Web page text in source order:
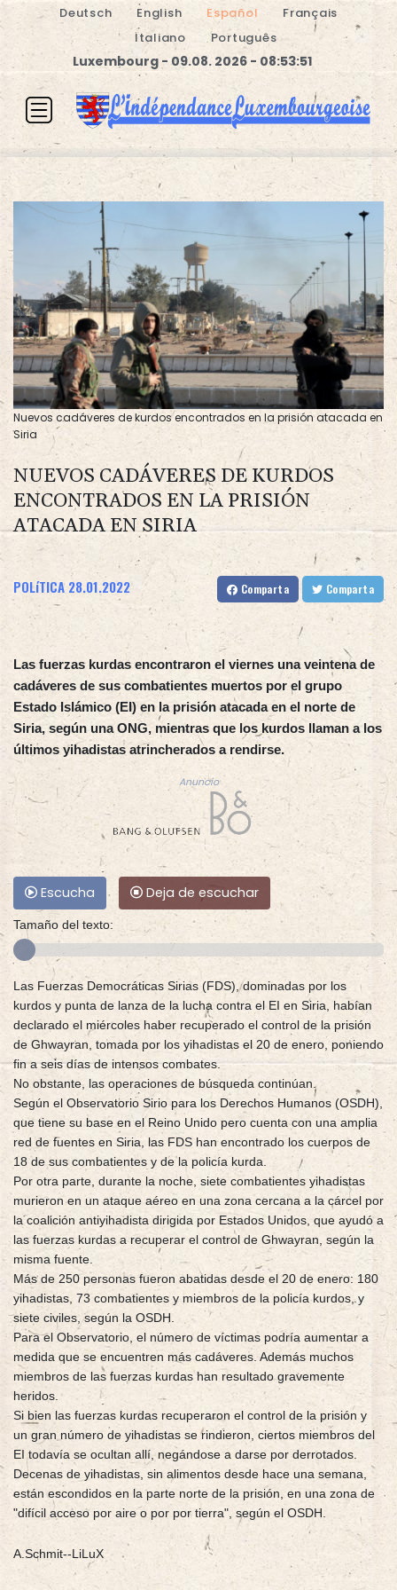
Deutsch English Español
Français
Italiano
Português
Luxembourg - 09.08. 2026 - 08:53:51
Nuevos cadáveres de kurdos encontrados en la prisión atacada en
Siria
NUEVOS CADÁVERES DE KURDOS
ENCONTRADOS EN LA PRISIÓN
ATACADA EN SIRIA
POLíTICA 28.01.2022 Comparta Comparta
Las fuerzas kurdas encontraron el viernes una veintena de
cadáveres de sus combatientes muertos por el grupo
Estado Islámico (EI) en la prisión atacada en el norte de
Siria, según una ONG, mientras que los kurdos llaman a los
últimos yihadistas atrincherados a rendirse.
Anuncio
Escucha Deja de escuchar
Tamaño del texto:
Las Fuerzas Democráticas Sirias (FDS), dominadas por los
kurdos y punta de lanza de la lucha contra el EI en Siria, habían
declarado el miércoles haber recuperado el control de la prisión
de Ghwayran, tomada por los yihadistas el 20 de enero, poniendo
fin a seis días de intensos combates.
No obstante, las operaciones de búsqueda continúan.
Según el Observatorio Sirio para los Derechos Humanos (OSDH),
que tiene su base en el Reino Unido pero cuenta con una amplia
red de fuentes en Siria, las FDS han encontrado los cuerpos de
18 de sus combatientes y de la policía kurda.
Por otra parte, durante la noche, siete combatientes yihadistas
murieron en un ataque aéreo en una zona cercana a la cárcel por
la coalición antiyihadista dirigida por Estados Unidos, que ayudó a
las fuerzas kurdas a recuperar el control de Ghwayran, según la
misma fuente.
Más de 250 personas fueron abatidas desde el 20 de enero: 180
yihadistas, 73 combatientes y miembros de la policía kurdos, y
siete civiles, según la OSDH.
Para el Observatorio, el número de víctimas podría aumentar a
medida que se encuentren más cadáveres. Además muchos
miembros de las fuerzas kurdas han resultado gravemente
heridos.
Si bien las fuerzas kurdas recuperaron el control de la prisión y
un gran número de yihadistas se rindieron, ciertos miembros del
EI todavía se ocultan allí, negándose a darse por derrotados.
Decenas de yihadistas, sin alimentos desde hace una semana,
están escondidos en la parte norte de la prisión, en una zona de
"difícil acceso por aire o por por tierra", según el OSDH.
A.Schmit--LiLuX